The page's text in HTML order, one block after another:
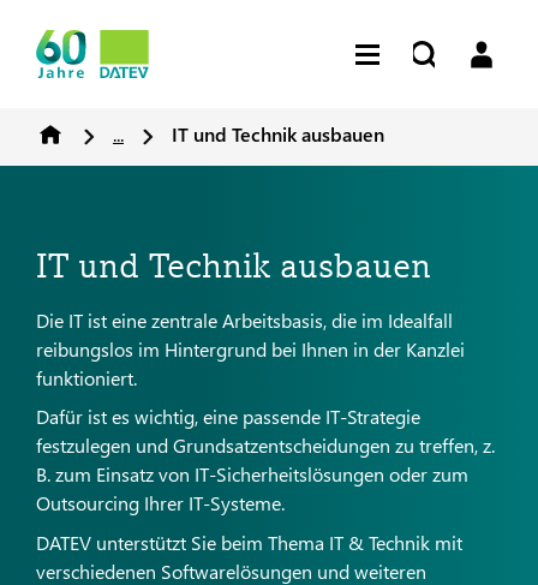
... IT und Technik ausbauen
IT und Technik ausbauen
Die IT ist eine zentrale Arbeitsbasis, die im Idealfall
reibungslos im Hintergrund bei Ihnen in der Kanzlei
funktioniert.
Dafür ist es wichtig, eine passende IT-Strategie
festzulegen und Grundsatzentscheidungen zu treffen, z.
B. zum Einsatz von IT-Sicherheitslösungen oder zum
Outsourcing Ihrer IT-Systeme.
DATEV unterstützt Sie beim Thema IT & Technik mit
verschiedenen Softwarelösungen und weiteren